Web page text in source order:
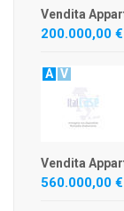
Vendita
200.000,00 €
A V
Vendita
560.000,00 €